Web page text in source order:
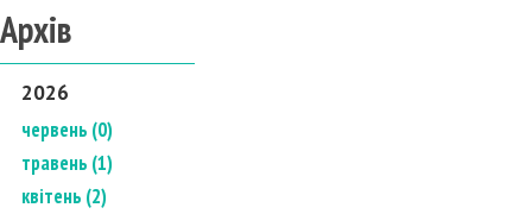
Архів
2026
червень (0)
травень (1)
квітень (2)